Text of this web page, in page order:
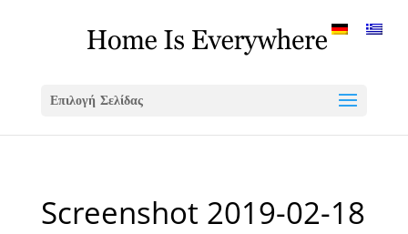
Επιλογή Σελίδας
Screenshot 2019-02-18